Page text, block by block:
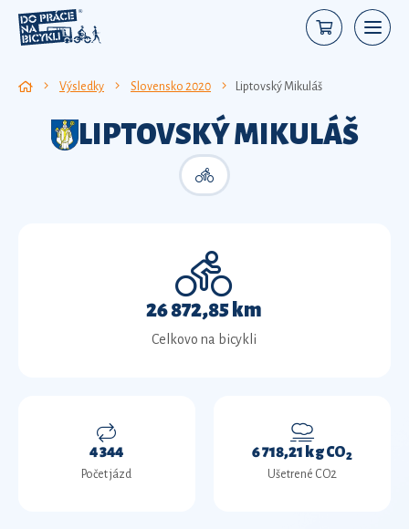
Výsledky Slovensko 2020 Liptovský Mikuláš
LIPTOVSKÝ MIKULÁŠ
26 872,85 km
Celkovo na bicykli
4 344
Počet jázd
6 718,21 kg CO2
Ušetrené CO2